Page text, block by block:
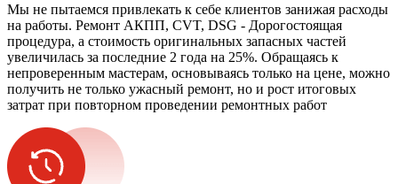
Мы не пытаемся привлекать к себе клиентов занижая расходы
на работы. Ремонт АКПП, CVT, DSG - Дорогостоящая
процедура, а стоимость оригинальных запасных частей
увеличилась за последние 2 года на 25%. Обращаясь к
непроверенным мастерам, основываясь только на цене, можно
получить не только ужасный ремонт, но и рост итоговых
затрат при повторном проведении ремонтных работ